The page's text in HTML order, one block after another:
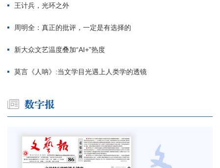
王计兵，光环之外
周明全：真正的批评，一定是有选择的
新大众文艺温度叠加“AI+”热度
莫言《人呐》:当文学目光遇上人类学的透镜